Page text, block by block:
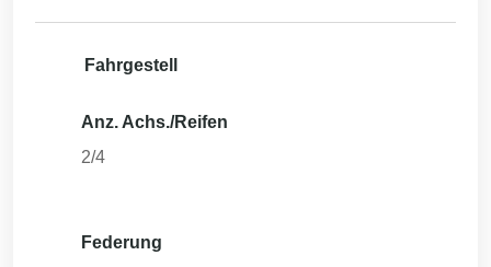
Fahrgestell
Anz. Achs./Reifen
2/4
Federung